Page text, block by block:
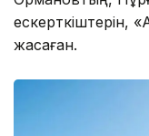
ескерткіштерін,
жасаған.